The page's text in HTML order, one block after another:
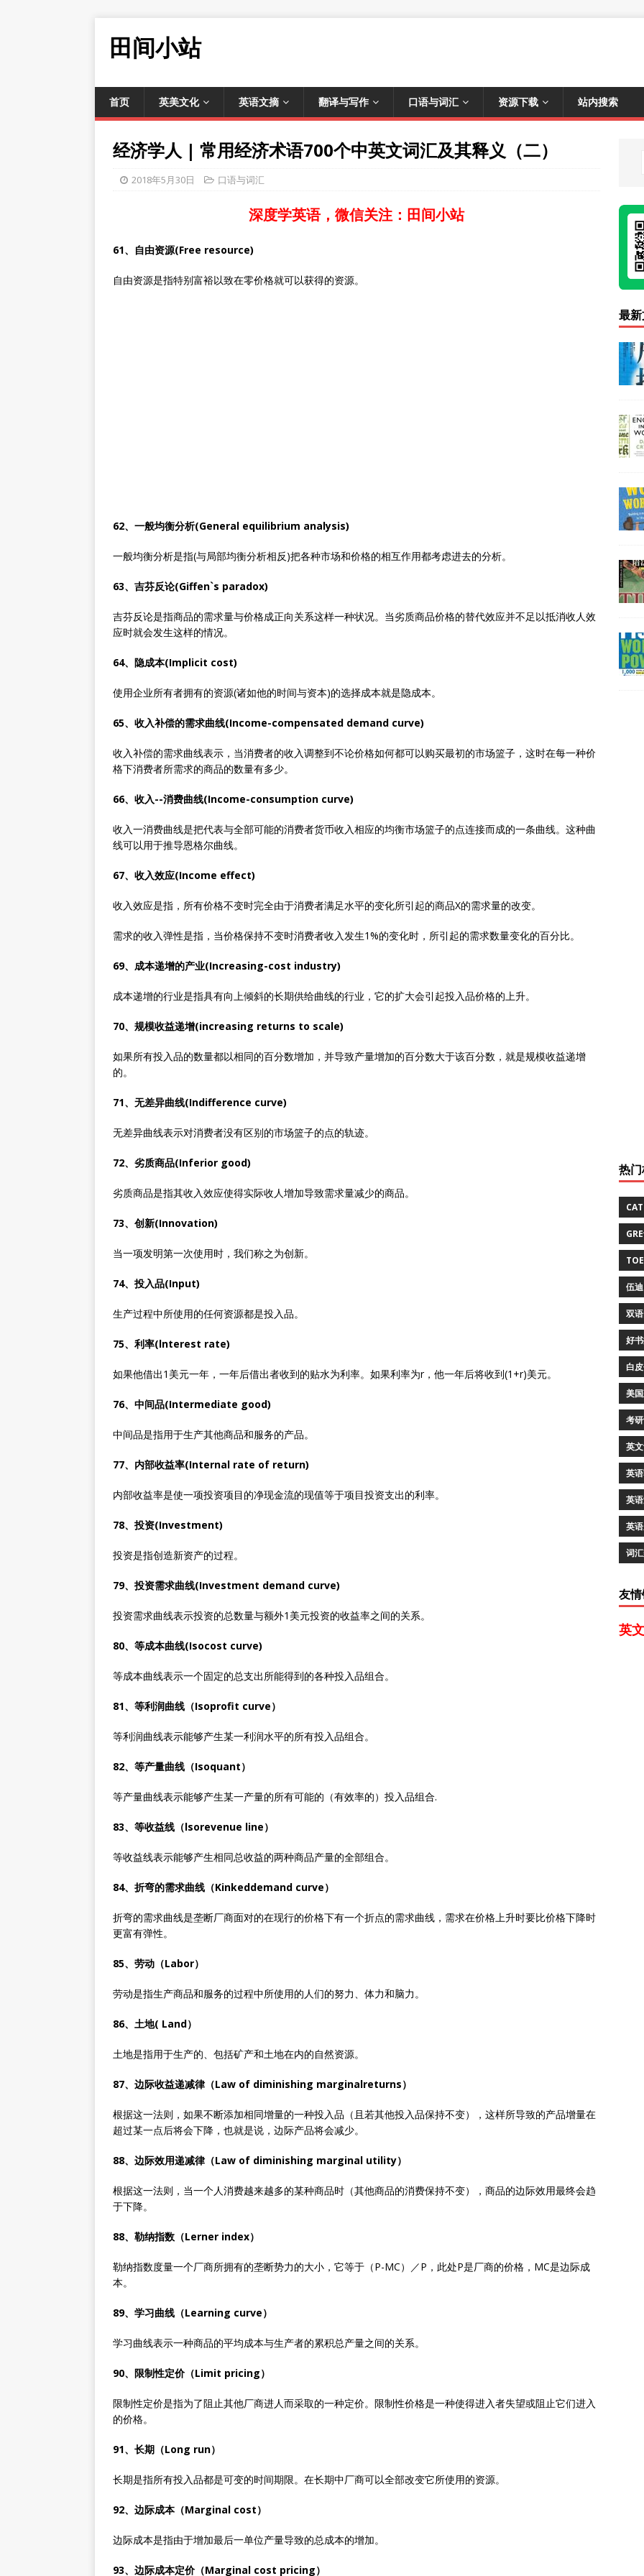
田间小站
首页 英美文化 英语文摘 翻译与写作 口语与词汇 资源下载 站内搜索
经济学人 | 常用经济术语700个中英文词汇及其释义（二）
2018年5月30日 口语与词汇
深度学英语，微信关注：田间小站
61、自由资源(Free resource)
自由资源是指特别富裕以致在零价格就可以获得的资源。
62、一般均衡分析(General equilibrium analysis)
一般均衡分析是指(与局部均衡分析相反)把各种市场和价格的相互作用都考虑进去的分析。
63、吉芬反论(Giffen`s paradox)
吉芬反论是指商品的需求量与价格成正向关系这样一种状况。当劣质商品价格的替代效应并不足以抵消收人效
应时就会发生这样的情况。
64、隐成本(Implicit cost)
使用企业所有者拥有的资源(诸如他的时间与资本)的选择成本就是隐成本。
65、收入补偿的需求曲线(Income-compensated demand curve)
收入补偿的需求曲线表示，当消费者的收入调整到不论价格如何都可以购买最初的市场篮子，这时在每一种价
格下消费者所需求的商品的数量有多少。
66、收入--消费曲线(Income-consumption curve)
收入一消费曲线是把代表与全部可能的消费者货币收入相应的均衡市场篮子的点连接而成的一条曲线。这种曲
线可以用于推导恩格尔曲线。
67、收入效应(Income effect)
收入效应是指，所有价格不变时完全由于消费者满足水平的变化所引起的商品X的需求量的改变。
需求的收入弹性是指，当价格保持不变时消费者收入发生1%的变化时，所引起的需求数量变化的百分比。
69、成本递增的产业(Increasing-cost industry)
成本递增的行业是指具有向上倾斜的长期供给曲线的行业，它的扩大会引起投入品价格的上升。
70、规模收益递增(increasing returns to scale)
如果所有投入品的数量都以相同的百分数增加，并导致产量增加的百分数大于该百分数，就是规模收益递增
的。
71、无差异曲线(Indifference curve)
无差异曲线表示对消费者没有区别的市场篮子的点的轨迹。
72、劣质商品(Inferior good)
劣质商品是指其收入效应使得实际收人增加导致需求量减少的商品。
73、创新(Innovation)
当一项发明第一次使用时，我们称之为创新。
74、投入品(Input)
生产过程中所使用的任何资源都是投入品。
75、利率(lnterest rate)
如果他借出1美元一年，一年后借出者收到的贴水为利率。如果利率为r，他一年后将收到(1+r)美元。
76、中间品(Intermediate good)
中间品是指用于生产其他商品和服务的产品。
77、内部收益率(Internal rate of return)
内部收益率是使一项投资项目的净现金流的现值等于项目投资支出的利率。
78、投资(Investment)
投资是指创造新资产的过程。
79、投资需求曲线(Investment demand curve)
投资需求曲线表示投资的总数量与额外1美元投资的收益率之间的关系。
80、等成本曲线(Isocost curve)
等成本曲线表示一个固定的总支出所能得到的各种投入品组合。
81、等利润曲线（Isoprofit curve）
等利润曲线表示能够产生某一利润水平的所有投入品组合。
82、等产量曲线（Isoquant）
等产量曲线表示能够产生某一产量的所有可能的（有效率的）投入品组合.
83、等收益线（lsorevenue line）
等收益线表示能够产生相同总收益的两种商品产量的全部组合。
84、折弯的需求曲线（Kinkeddemand curve）
折弯的需求曲线是垄断厂商面对的在现行的价格下有一个折点的需求曲线，需求在价格上升时要比价格下降时
更富有弹性。
85、劳动（Labor）
劳动是指生产商品和服务的过程中所使用的人们的努力、体力和脑力。
86、土地( Land）
土地是指用于生产的、包括矿产和土地在内的自然资源。
87、边际收益递减律（Law of diminishing marginalreturns）
根据这一法则，如果不断添加相同增量的一种投入品（且若其他投入品保持不变），这样所导致的产品增量在
超过某一点后将会下降，也就是说，边际产品将会减少。
88、边际效用递减律（Law of diminishing marginal utility）
根据这一法则，当一个人消费越来越多的某种商品时（其他商品的消费保持不变），商品的边际效用最终会趋
于下降。
88、勒纳指数（Lerner index）
勒纳指数度量一个厂商所拥有的垄断势力的大小，它等于（P-MC）／P，此处P是厂商的价格，MC是边际成
本。
89、学习曲线（Learning curve）
学习曲线表示一种商品的平均成本与生产者的累积总产量之间的关系。
90、限制性定价（Limit pricing）
限制性定价是指为了阻止其他厂商进人而采取的一种定价。限制性价格是一种使得进入者失望或阻止它们进入
的价格。
91、长期（Long run）
长期是指所有投入品都是可变的时间期限。在长期中厂商可以全部改变它所使用的资源。
92、边际成本（Marginal cost）
边际成本是指由于增加最后一单位产量导致的总成本的增加。
93、边际成本定价（Marginal cost pricing）
最
热
伍
双
好
白
美
考
英
英
英
英
词
友
英